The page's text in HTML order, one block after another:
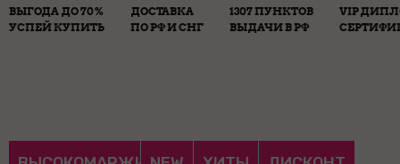
ВЫГОДА ДО 70%
УСПЕЙ КУПИТЬ
ДОСТАВКА
ПО РФ И СНГ
1307 ПУНКТОВ
ВЫДАЧИ В РФ
VIP